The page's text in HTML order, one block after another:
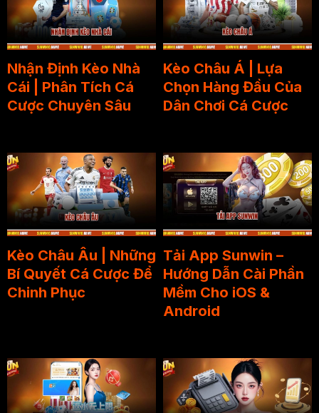
Nhận Định Kèo Nhà
Cái | Phân Tích Cá
Cược Chuyên Sâu
Kèo Châu Á | Lựa
Chọn Hàng Đầu Của
Dân Chơi Cá Cược
Kèo Châu Âu | Những
Bí Quyết Cá Cược Để
Chinh Phục
Tải App Sunwin –
Hướng Dẫn Cài Phần
Mềm Cho iOS &
Android